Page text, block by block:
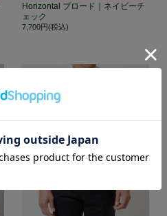
Horizontal ブロード｜ネイビーチ
ェック
7,700円(税込)